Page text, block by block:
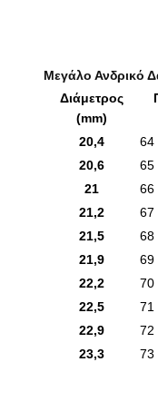
Μεγάλο Ανδρικό
Διάμετρος
(mm)
20,4
64
20,6
65
21
66
21,2
67
21,5
68
21,9
69
22,2
70
22,5
71
22,9
72
23,3
73